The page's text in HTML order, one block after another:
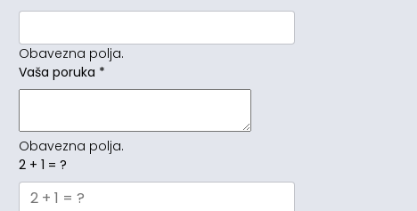
Obavezna polja.
Vaša poruka *
Obavezna polja.
2 + 1 = ?